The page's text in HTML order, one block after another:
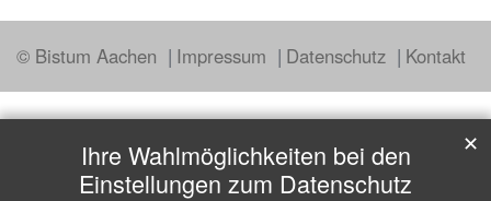
© Bistum Aachen Impressum Datenschutz Kontakt
Ihre Wahlmöglichkeiten bei den
Einstellungen zum Datenschutz
✕